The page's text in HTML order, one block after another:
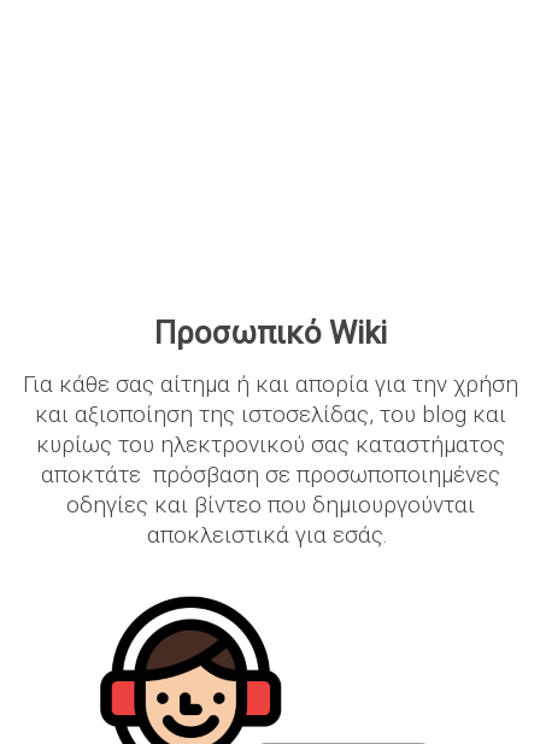
Προσωπικό Wiki
Για κάθε σας αίτημα ή και απορία για την χρήση
και αξιοποίηση της ιστοσελίδας, του blog και
κυρίως του ηλεκτρονικού σας καταστήματος
αποκτάτε πρόσβαση σε προσωποποιημένες
οδηγίες και βίντεο που δημιουργούνται
αποκλειστικά για εσάς.